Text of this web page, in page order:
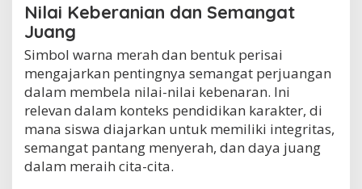
Nilai Keberanian dan Semangat
Juang
Simbol warna merah dan bentuk perisai
mengajarkan pentingnya semangat perjuangan
dalam membela nilai-nilai kebenaran. Ini
relevan dalam konteks pendidikan karakter, di
mana siswa diajarkan untuk memiliki integritas,
semangat pantang menyerah, dan daya juang
dalam meraih cita-cita.